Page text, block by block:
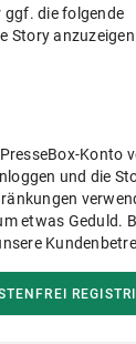
ggf. die folgende
Story
Konto
und die
etwas Geduld.